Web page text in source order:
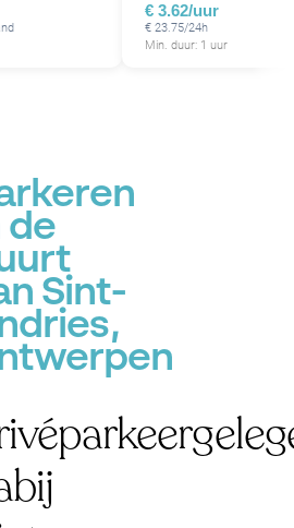
€ 3.62/uur
€ 23.75/24h
Min. duur: 1 uur
de
Sint-